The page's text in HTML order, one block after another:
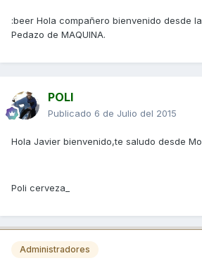
:beer Hola compañero bienvenido desde
Pedazo de MAQUINA.
POLI
Publicado 6 de Julio del 2015
Hola Javier bienvenido,te saludo desde
Poli cerveza_
Administradores